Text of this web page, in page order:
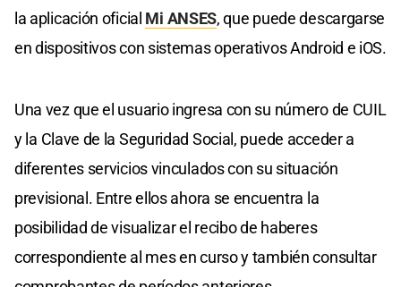
la aplicación oficial Mi ANSES, que puede descargarse
en dispositivos con sistemas operativos Android e iOS.
Una vez que el usuario ingresa con su número de CUIL
y la Clave de la Seguridad Social, puede acceder a
diferentes servicios vinculados con su situación
previsional. Entre ellos ahora se encuentra la
posibilidad de visualizar el recibo de haberes
correspondiente al mes en curso y también consultar